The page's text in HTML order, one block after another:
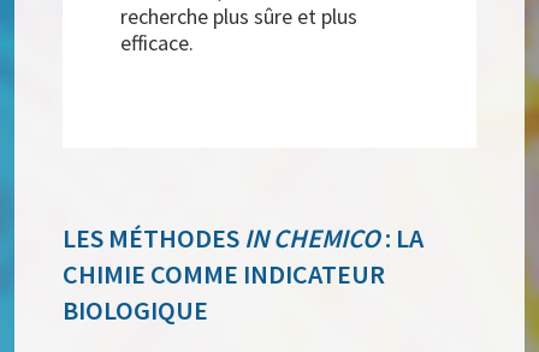
recherche plus sûre et plus
efficace.
LES MÉTHODES IN CHEMICO: LA
CHIMIE COMME INDICATEUR
BIOLOGIQUE